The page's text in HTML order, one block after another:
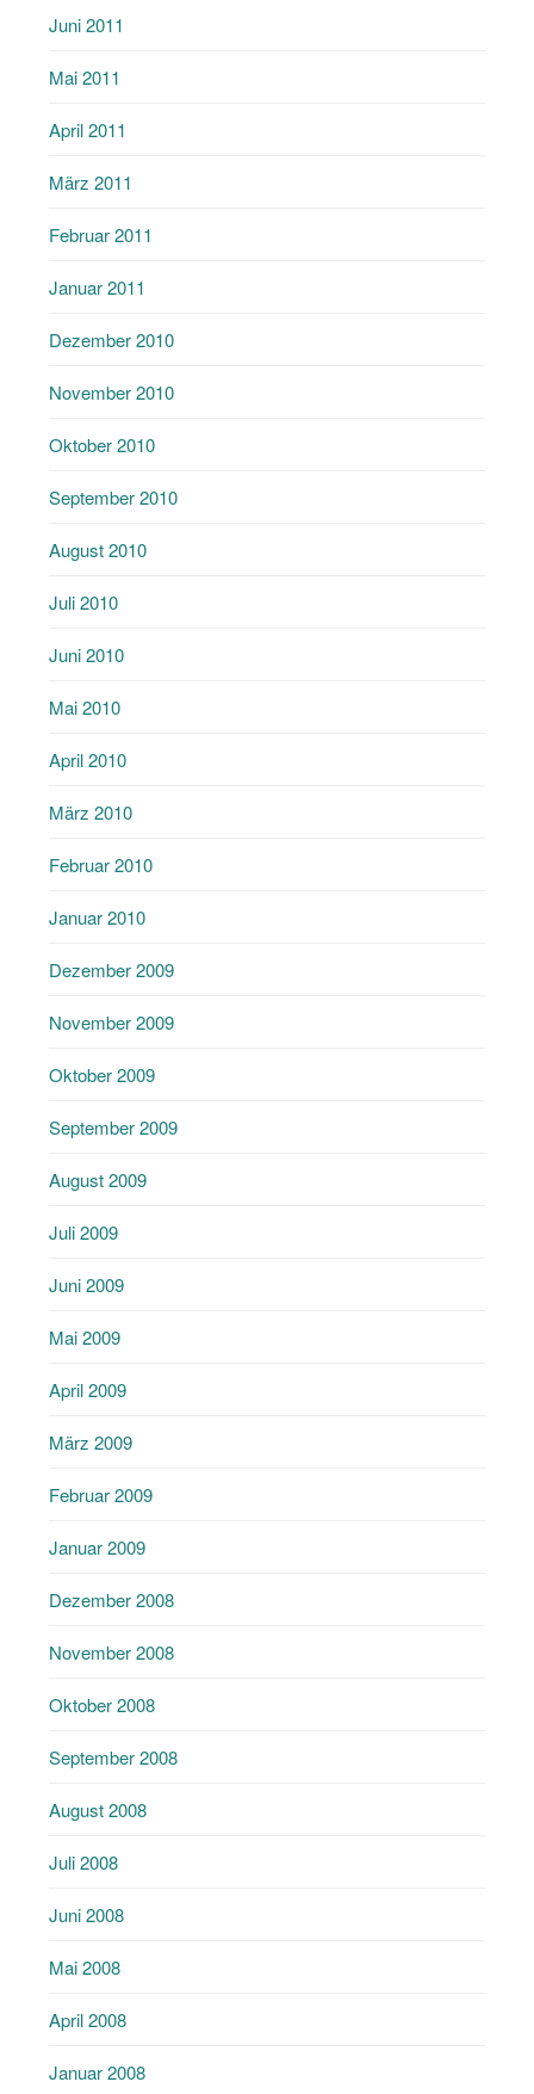
Juni 2011
Mai 2011
April 2011
März 2011
Februar 2011
Januar 2011
Dezember 2010
November 2010
Oktober 2010
September 2010
August 2010
Juli 2010
Juni 2010
Mai 2010
April 2010
März 2010
Februar 2010
Januar 2010
Dezember 2009
November 2009
Oktober 2009
September 2009
August 2009
Juli 2009
Juni 2009
Mai 2009
April 2009
März 2009
Februar 2009
Januar 2009
Dezember 2008
November 2008
Oktober 2008
September 2008
August 2008
Juli 2008
Juni 2008
Mai 2008
April 2008
Januar 2008